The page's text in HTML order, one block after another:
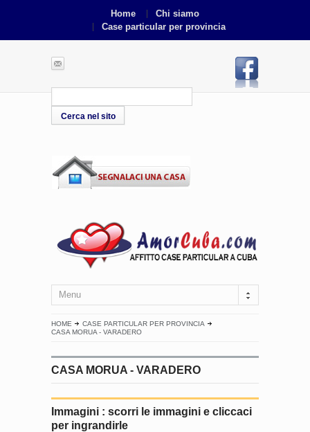
Home
Chi siamo
Case particular per provincia
Menu
HOME
CASE PARTICULAR PER PROVINCIA
CASA MORUA - VARADERO
CASA MORUA - VARADERO
Immagini : scorri le immagini e cliccaci
per ingrandirle